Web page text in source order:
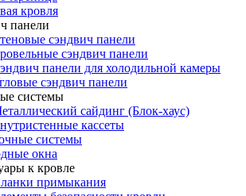
кровля
панели
сэндвич панели
сэндвич панели
панели для холодильной камеры
сэндвич панели
системы
сайдинг (Блок-хаус)
кассеты
системы
окна
к кровле
примыкания